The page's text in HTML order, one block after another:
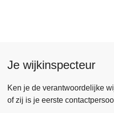
Je wijkinspecteur
Ken je de verantwoordelijke
of zij is je eerste